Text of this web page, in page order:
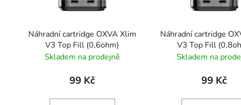
Náhradní cartridge OXVA Xlim
V3 Top Fill (0,6ohm)
Skladem na prodejně
99 Kč
Náhradní cartridge
V3 Top Fill
Skladem na
99 Kč